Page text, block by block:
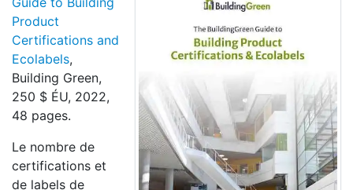
Product
Certifications and
Ecolabels,
Building Green,
250 $ ÉU, 2022,
48 pages.
Le nombre de
certifications et
de labels de